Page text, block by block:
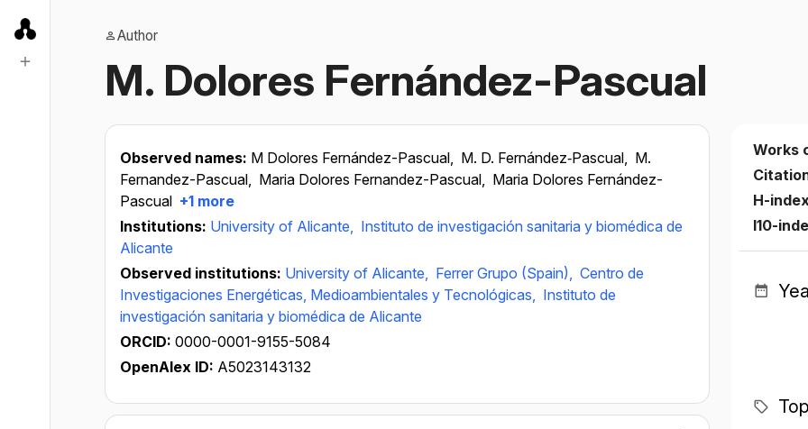
Author
M. Dolores Fernández-Pascual
Observed names: M Dolores Fernández-Pascual, M. D. Fernández‐Pascual, M.
Fernandez-Pascual, Maria Dolores Fernandez-Pascual, Maria Dolores Fernández-
Pascual +1 more
Institutions: University of Alicante, Instituto de investigación sanitaria y biomédica de
Alicante
Observed institutions: University of Alicante, Ferrer Grupo (Spain), Centro de
Investigaciones Energéticas, Medioambientales y Tecnológicas, Instituto de
investigación sanitaria y biomédica de Alicante
ORCID: 0000-0001-9155-5084
OpenAlex ID: A5023143132
Works
H-
I10-